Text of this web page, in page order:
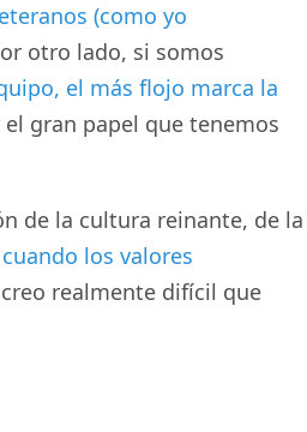
(como yo
otro lado, si somos
el más flojo marca la
gran papel que tenemos
de la cultura reinante, de la
cuando los valores
creo realmente difícil que